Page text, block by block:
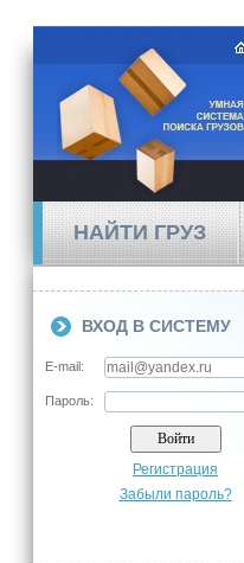
НАЙТИ ГРУЗ
ВХОД В СИСТЕМУ
E-mail:
Пароль:
Регистрация
Забыли пароль?